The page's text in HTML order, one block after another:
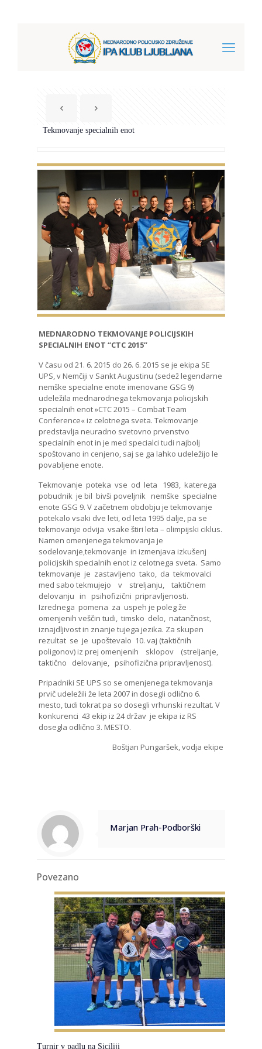
Tekmovanje specialnih enot
MEDNARODNO TEKMOVANJE POLICIJSKIH
SPECIALNIH ENOT “CTC 2015”
V času od 21. 6. 2015 do 26. 6. 2015 se je ekipa SE
UPS, v Nemčiji v Sankt Augustinu (sedež legendarne
nemške specialne enote imenovane GSG 9)
udeležila mednarodnega tekmovanja policijskih
specialnih enot »CTC 2015 – Combat Team
Conference« iz celotnega sveta. Tekmovanje
predstavlja neuradno svetovno prvenstvo
specialnih enot in je med specialci tudi najbolj
spoštovano in cenjeno, saj se ga lahko udeležijo le
povabljene enote.
Tekmovanje poteka vse od leta 1983, katerega
pobudnik je bil bivši poveljnik nemške specialne
enote GSG 9. V začetnem obdobju je tekmovanje
potekalo vsaki dve leti, od leta 1995 dalje, pa se
tekmovanje odvija vsake štiri leta – olimpijski ciklus.
Namen omenjenega tekmovanja je
sodelovanje,tekmovanje in izmenjava izkušenj
policijskih specialnih enot iz celotnega sveta. Samo
tekmovanje je zastavljeno tako, da tekmovalci
med sabo tekmujejo v streljanju, taktičnem
delovanju in psihofizični pripravljenosti.
Izrednega pomena za uspeh je poleg že
omenjenih veščin tudi, timsko delo, natančnost,
iznajdljivost in znanje tujega jezika. Za skupen
rezultat se je upoštevalo 10. vaj (taktičnih
poligonov) iz prej omenjenih sklopov (streljanje,
taktično delovanje, psihofizična pripravljenost).
Pripadniki SE UPS so se omenjenega tekmovanja
prvič udeležili že leta 2007 in dosegli odlično 6.
mesto, tudi tokrat pa so dosegli vrhunski rezultat. V
konkurenci 43 ekip iz 24 držav je ekipa iz RS
dosegla odlično 3. MESTO.
Boštjan Pungaršek, vodja ekipe
Marjan Prah-Podborški
Povezano
Turnir v padlu na Siciliji